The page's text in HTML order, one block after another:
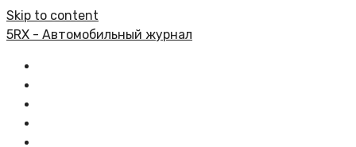
Skip to content
5RX - Автомобильный журнал